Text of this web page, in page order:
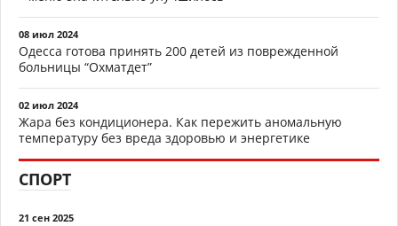
08 июл 2024
Одесса готова принять 200 детей из поврежденной
больницы “Охматдет”
02 июл 2024
Жара без кондиционера. Как пережить аномальную
температуру без вреда здоровью и энергетике
СПОРТ
21 сен 2025